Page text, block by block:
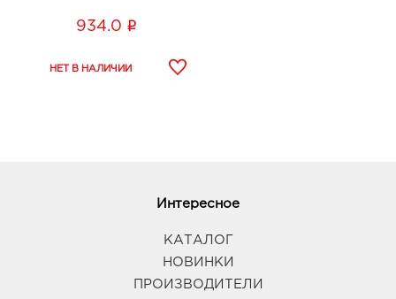
934.0 i
Интересное
КАТАЛОГ
НОВИНКИ
ПРОИЗВОДИТЕЛИ